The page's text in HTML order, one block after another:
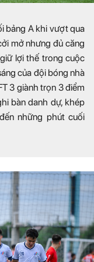
bảng A khi vượt qua
mở nhưng đủ căng
lợi thế trong cuộc
của đội bóng nhà
3 giành trọn 3 điểm
bàn danh dự, khép
những phút cuối